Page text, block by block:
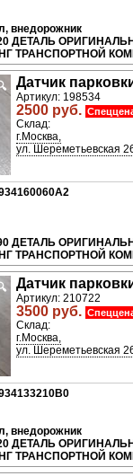
внедорожник
ДЕТАЛЬ
ТРАНСПОРТНОЙ
Датчик
Артикул: 198534
2500 руб.
Склад:
г.Москва,
ул. Шереметьевская
ДЕТАЛЬ
ТРАНСПОРТНОЙ
Датчик
Артикул: 210722
3500 руб.
Склад:
г.Москва,
ул. Шереметьевская
внедорожник
ДЕТАЛЬ
ТРАНСПОРТНОЙ